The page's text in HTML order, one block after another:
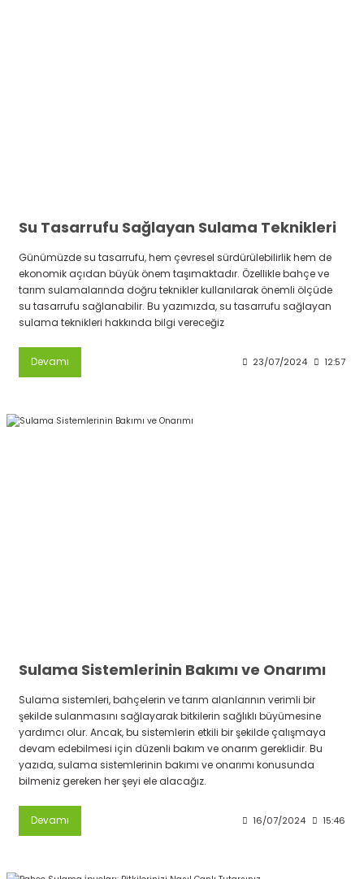
Su Tasarrufu Sağlayan Sulama Teknikleri
Günümüzde su tasarrufu, hem çevresel sürdürülebilirlik hem de
ekonomik açıdan büyük önem taşımaktadır. Özellikle bahçe ve
tarım sulamalarında doğru teknikler kullanılarak önemli ölçüde
su tasarrufu sağlanabilir. Bu yazımızda, su tasarrufu sağlayan
sulama teknikleri hakkında bilgi vereceğiz
Devamı 23/07/2024 12:57
Sulama Sistemlerinin Bakımı ve Onarımı
Sulama sistemleri, bahçelerin ve tarım alanlarının verimli bir
şekilde sulanmasını sağlayarak bitkilerin sağlıklı büyümesine
yardımcı olur. Ancak, bu sistemlerin etkili bir şekilde çalışmaya
devam edebilmesi için düzenli bakım ve onarım gereklidir. Bu
yazıda, sulama sistemlerinin bakımı ve onarımı konusunda
bilmeniz gereken her şeyi ele alacağız.
Devamı 16/07/2024 15:46